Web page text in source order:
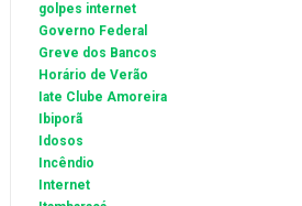
golpes internet
Governo Federal
Greve dos Bancos
Horário de Verão
Iate Clube Amoreira
Ibiporã
Idosos
Incêndio
Internet